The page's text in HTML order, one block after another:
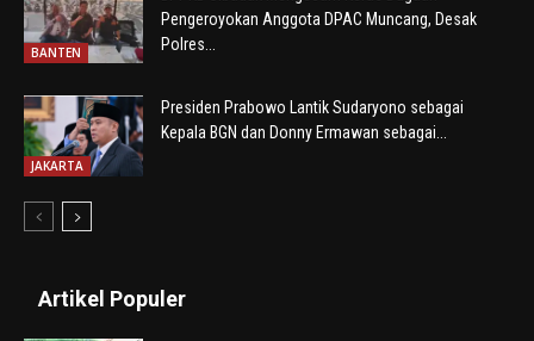
BANTEN
Pengeroyokan Anggota DPAC Muncang, Desak
Polres...
JAKARTA
Presiden Prabowo Lantik Sudaryono sebagai
Kepala BGN dan Donny Ermawan sebagai...
Artikel Populer